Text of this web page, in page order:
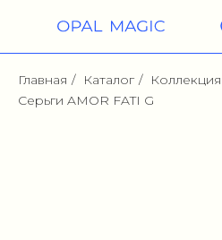
Главная / Каталог /
Серьги AMOR FATI G